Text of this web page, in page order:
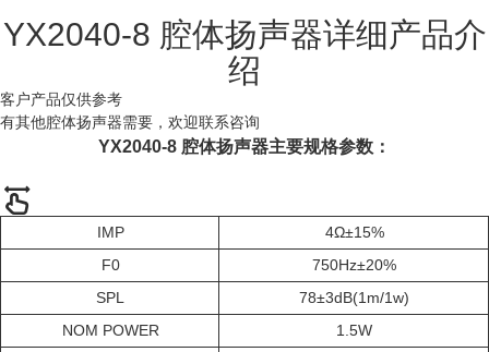
YX2040-8 腔体扬声器详细产品介
绍
客户产品仅供参考
有其他腔体扬声器需要，欢迎联系咨询
YX2040-8 腔体扬声器主要规格参数：
IMP
4Ω±15%
F0
750Hz±20%
SPL
78±3dB(1m/1w)
NOM POWER
1.5W